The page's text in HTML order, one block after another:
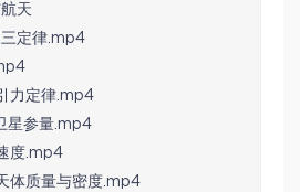
天
三定律.mp4
力定律.mp4
星参量.mp4
度.mp4
体质量与密度.mp4